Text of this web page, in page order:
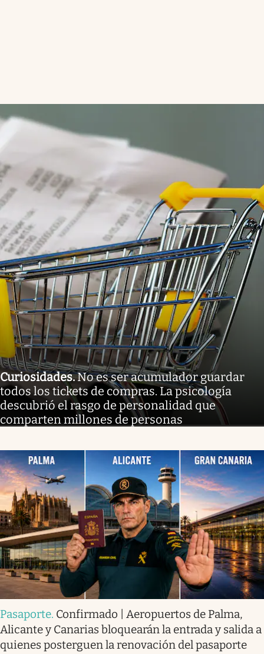
Curiosidades.No es ser acumulador guardar
todos los tickets de compras. La psicología
descubrió el rasgo de personalidad que
comparten millones de personas
Pasaporte. Confirmado | Aeropuertos de Palma,
Alicante y Canarias bloquearán la entrada y salida a
quienes posterguen la renovación del pasaporte